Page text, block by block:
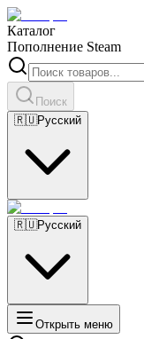
Каталог
Пополнение Steam
Поиск
🇷🇺Русский
🇷🇺Русский
Открыть меню